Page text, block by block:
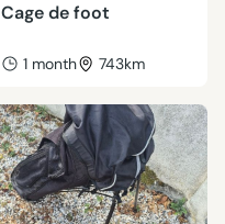
Cage de foot
1 month 743km